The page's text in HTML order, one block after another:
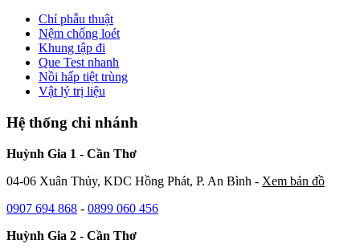
Chỉ phẫu thuật
Nệm chống loét
Khung tập đi
Que Test nhanh
Nồi hấp tiệt trùng
Vật lý trị liệu
Hệ thống chi nhánh
Huỳnh Gia 1 - Cần Thơ
04-06 Xuân Thủy, KDC Hồng Phát, P. An Bình - Xem bản đồ
0907 694 868 - 0899 060 456
Huỳnh Gia 2 - Cần Thơ